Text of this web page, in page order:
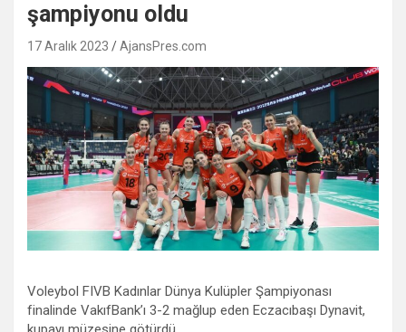
şampiyonu oldu
17 Aralık 2023 AjansPres.com
Voleybol FIVB Kadınlar Dünya Kulüpler Şampiyonası
finalinde VakıfBank’ı 3-2 mağlup eden Eczacıbaşı Dynavit,